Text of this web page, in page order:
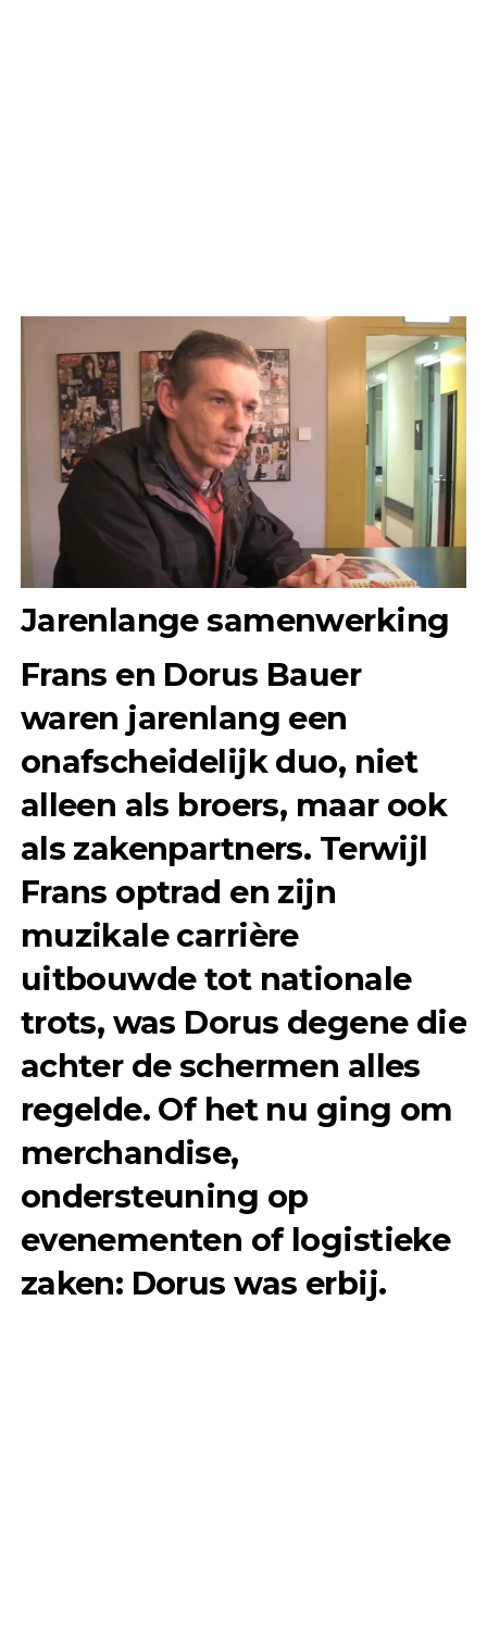
Jarenlange samenwerking
Frans en Dorus Bauer
waren jarenlang een
onafscheidelijk duo, niet
alleen als broers, maar ook
als zakenpartners. Terwijl
Frans optrad en zijn
muzikale carrière
uitbouwde tot nationale
trots, was Dorus degene die
achter de schermen alles
regelde. Of het nu ging om
merchandise,
ondersteuning op
evenementen of logistieke
zaken: Dorus was erbij.